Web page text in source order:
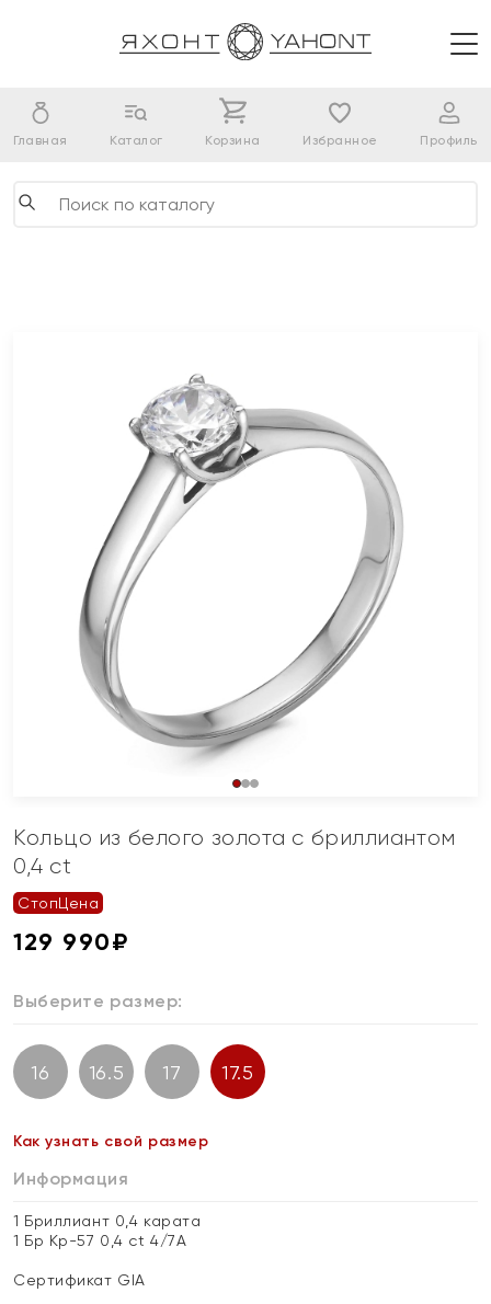
Главная Каталог Корзина Избранное Профиль
Кольцо из белого золота с бриллиантом
0,4 ct
СтопЦена
129 990₽
Выберите размер:
16 16.5 17 17.5
Как узнать свой размер
Информация
1 Бриллиант 0,4 карата
1 Бр Кр-57 0,4 ct 4/7А
Сертификат GIA